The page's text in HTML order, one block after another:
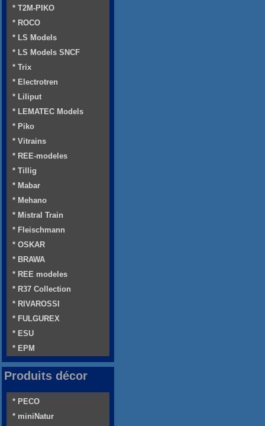
* T2M-PIKO
* ROCO
* LS Models
* LS Models SNCF
* Trix
* Electrotren
* Liliput
* LEMATEC Models
* Piko
* Vitrains
* REE-modeles
* Tillig
* Mabar
* Mehano
* Mistral Train
* Fleischmann
* OSKAR
* BRAWA
* REE modeles
* R37 Collection
* RIVAROSSI
* FULGUREX
* ESU
* EPM
Produits décor
* PECO
* miniNatur